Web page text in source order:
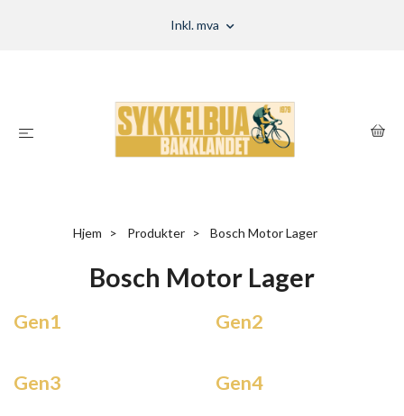
Inkl. mva
Hjem Produkter Bosch Motor Lager
Bosch Motor Lager
Gen1 Gen2
Gen3 Gen4